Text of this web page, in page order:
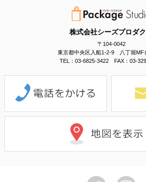
株式会社シーズプロダ
〒104-0042
東京都中央区入船1-2-9 八丁堀MF
TEL：03-6825-3422 FAX：03-